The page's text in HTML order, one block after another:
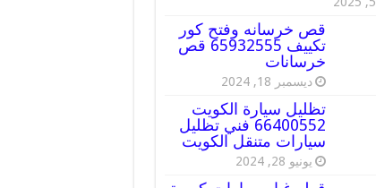
قص خرسانه وفتح كور
تكييف 65932555 قص
خرسانات
ديسمبر 18, 2024
تظليل سيارة الكويت
66400552 فني تظليل
سيارات متنقل الكويت
يونيو 28, 2024